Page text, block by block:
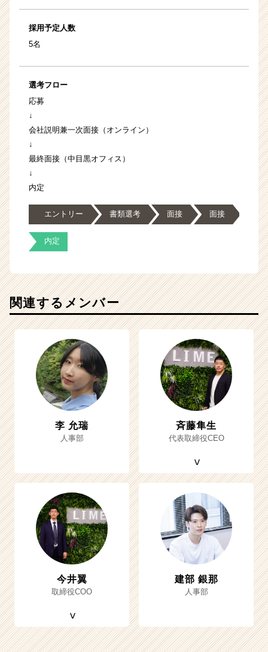
採用予定人数
5名
選考フロー
応募
↓
会社説明兼一次面接（オンライン）
↓
最終面接（中目黒オフィス）
↓
内定
エントリー 書類選考 面接 面接
内定
関連するメンバー
李 允瑞
人事部
斉藤隼生
代表取締役CEO
今井翼
取締役COO
建部 銀那
人事部